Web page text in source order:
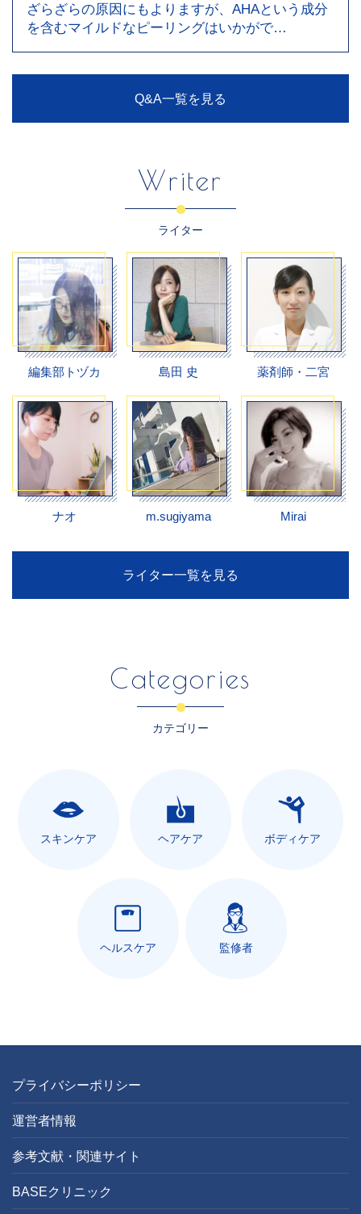
ざらざらの原因にもよりますが、AHAという成分
を含むマイルドなピーリングはいかがで…
Q&A一覧を見る
Writer
ライター
編集部トヅカ 島田 史 薬剤師・二宮
ナオ m.sugiyama Mirai
ライター一覧を見る
Categories
カテゴリー
スキンケア ヘアケア ボディケア
ヘルスケア 監修者
プライバシーポリシー
運営者情報
参考文献・関連サイト
BASEクリニック